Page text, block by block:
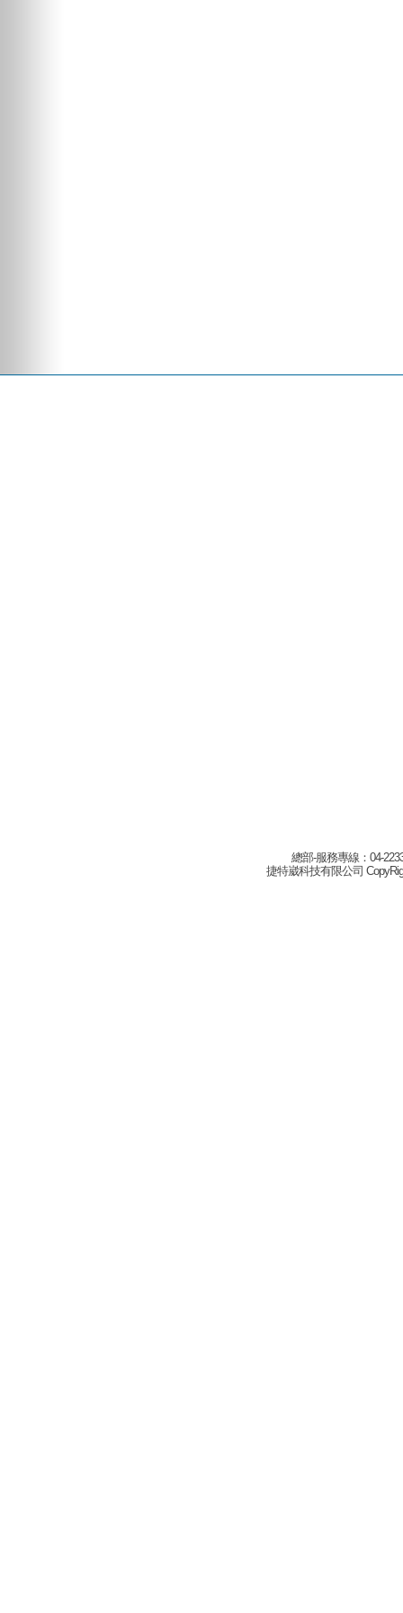
總部-服務專線：04-
捷特崴科技有限公司